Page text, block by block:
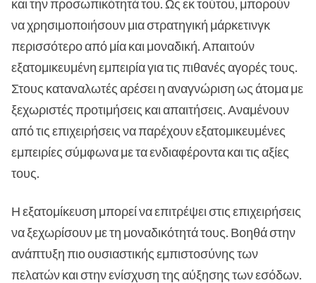
και την προσωπικότητά του. Ως εκ τούτου, μπορούν
να χρησιμοποιήσουν μια στρατηγική μάρκετινγκ
περισσότερο από μία και μοναδική. Απαιτούν
εξατομικευμένη εμπειρία για τις πιθανές αγορές τους.
Στους καταναλωτές αρέσει η αναγνώριση ως άτομα με
ξεχωριστές προτιμήσεις και απαιτήσεις. Αναμένουν
από τις επιχειρήσεις να παρέχουν εξατομικευμένες
εμπειρίες σύμφωνα με τα ενδιαφέροντα και τις αξίες
τους.
Η εξατομίκευση μπορεί να επιτρέψει στις επιχειρήσεις
να ξεχωρίσουν με τη μοναδικότητά τους. Βοηθά στην
ανάπτυξη πιο ουσιαστικής εμπιστοσύνης των
πελατών και στην ενίσχυση της αύξησης των εσόδων.